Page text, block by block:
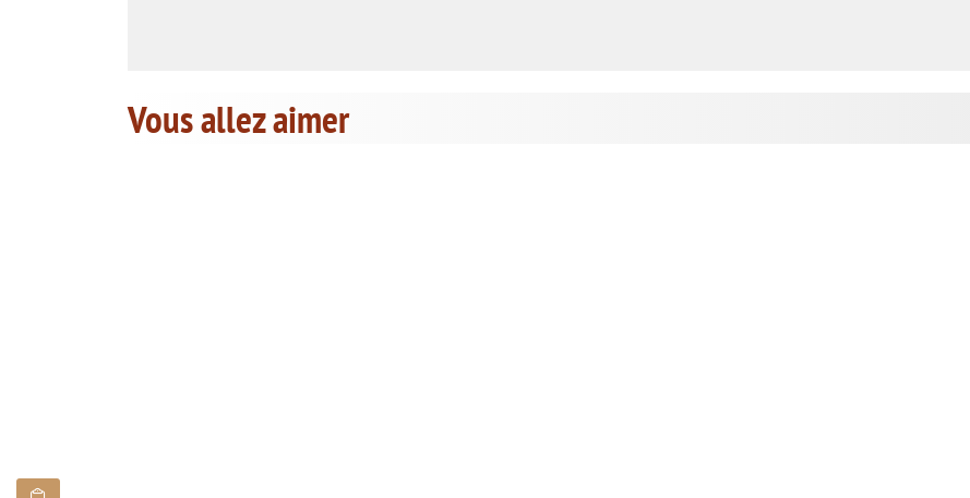
Vous allez aimer